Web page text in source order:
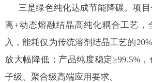
三是绿色纯化达成节能降碳。项
离+动态熔融结晶高纯化耦合工艺，
入，能耗仅为传统溶剂结晶工艺的
放大幅降低；产品纯度稳定≥99.5%
子级、聚合级高端应用要求。